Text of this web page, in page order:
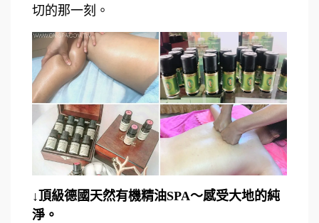
切的那一刻。
↓頂級德國天然有機精油SPA～感受大地的純
淨。